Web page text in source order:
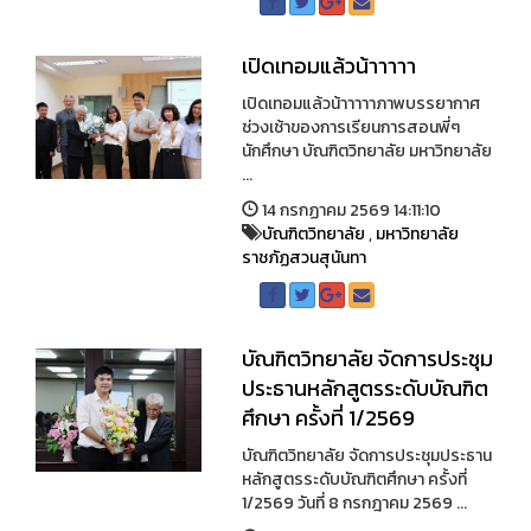
เปิดเทอมแล้วน้าาาาา
เปิดเทอมแล้วน้าาาาาภาพบรรยากาศ
ช่วงเช้าของการเรียนการสอนพี่ๆ
นักศึกษา บัณฑิตวิทยาลัย มหาวิทยาลัย
...
14 กรกฏาคม 2569 14:11:10
บัณฑิตวิทยาลัย,มหาวิทยาลัย
ราชภัฏสวนสุนันทา
บัณฑิตวิทยาลัย จัดการประชุม
ประธานหลักสูตรระดับบัณฑิต
ศึกษา ครั้งที่ 1/2569
บัณฑิตวิทยาลัย จัดการประชุมประธาน
หลักสูตรระดับบัณฑิตศึกษา ครั้งที่
1/2569 วันที่ 8 กรกฎาคม 2569 ...